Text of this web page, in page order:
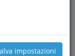
impostazioni